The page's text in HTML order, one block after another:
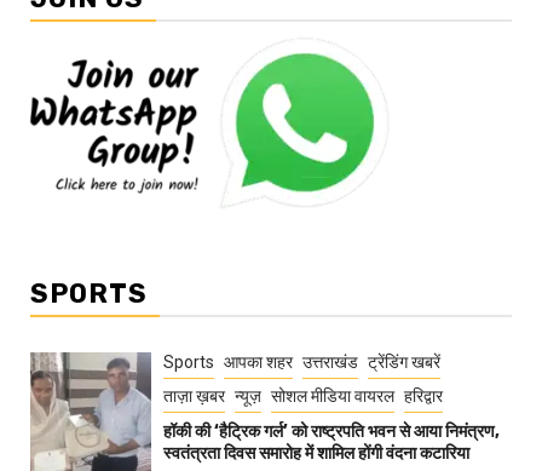
SPORTS
Sports आपका शहर उत्तराखंड ट्रेंडिंग खबरें
ताज़ा ख़बर न्यूज़ सोशल मीडिया वायरल हरिद्वार
हॉकी की ‘हैट्रिक गर्ल’ को राष्ट्रपति भवन से आया निमंत्रण,
स्वतंत्रता दिवस समारोह में शामिल होंगी वंदना कटारिया